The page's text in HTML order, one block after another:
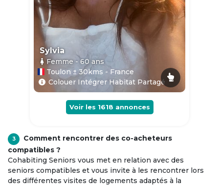
Sylvia
Femme - 60ans
Toulon ± 30kms - France
Colouer Intégrer Habitat Partagé
Voir les 1618 annonces
3
Comment rencontrer des co-acheteurs
compatibles ?
Cohabiting Seniors vous met en relation avec des
seniors compatibles et vous invite à les rencontrer lors
des différentes visites de logements adaptés à la